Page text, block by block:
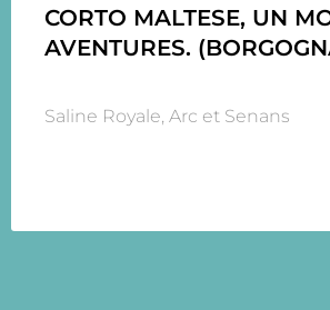
CORTO MALTESE, UN
AVENTURES.
Saline Royale, Arc et Senans